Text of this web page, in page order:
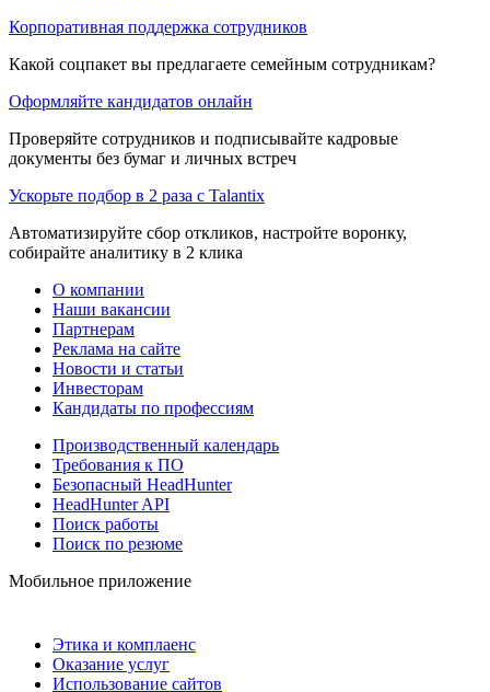
Корпоративная поддержка сотрудников
Какой соцпакет вы предлагаете семейным сотрудникам?
Оформляйте кандидатов онлайн
Проверяйте сотрудников и подписывайте кадровые
документы без бумаг и личных встреч
Ускорьте подбор в 2 раза с Talantix
Автоматизируйте сбор откликов, настройте воронку,
собирайте аналитику в 2 клика
О компании
Наши вакансии
Партнерам
Реклама на сайте
Новости и статьи
Инвесторам
Кандидаты по профессиям
Производственный календарь
Требования к ПО
Безопасный HeadHunter
HeadHunter API
Поиск работы
Поиск по резюме
Мобильное приложение
Этика и комплаенс
Оказание услуг
Использование сайтов